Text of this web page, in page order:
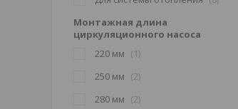
Монтажная длина
циркуляционного насоса
220 мм
1
250 мм
2
280 мм
2